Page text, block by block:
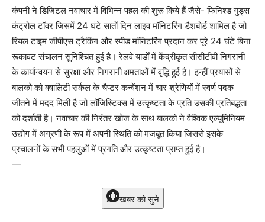
कंपनी ने डिजिटल नवाचार में विभिन्न पहल की शुरू किये हैं जैसे- फिनिश्ड गुड्स
कंट्रोल टॉवर जिसमें 24 घंटे सातों दिन लाइव मॉनिटरिंग डैशबोर्ड शामिल है जो
रियल टाइम जीपीएस ट्रैकिंग और स्पीड मॉनिटरिंग प्रदान कर पूरे 24 घंटे बिना
रूकावट संचालन सुनिश्चित हुई है। रेलवे यार्डों में केंद्रीकृत सीसीटीवी निगरानी
के कार्यान्वयन से सुरक्षा और निगरानी क्षमताओं में वृद्धि हुई है। इन्हीं प्रयासों से
बालको को क्वालिटी सर्कल के चैप्टर कन्वेंशन में चार श्रेणियों में स्वर्ण पदक
जीतने में मदद मिली है जो लॉजिस्टिक्स में उत्कृष्टता के प्रति उसकी प्रतिबद्धता
को दर्शाती है। नवाचार की निरंतर खोज के साथ बालको ने वैश्विक एल्यूमिनियम
उद्योग में अग्रणी के रूप में अपनी स्थिति को मजबूत किया जिससे इसके
प्रचालनों के सभी पहलुओं में प्रगति और उत्कृष्टता प्राप्त हुई है।
—
खबर को सुने